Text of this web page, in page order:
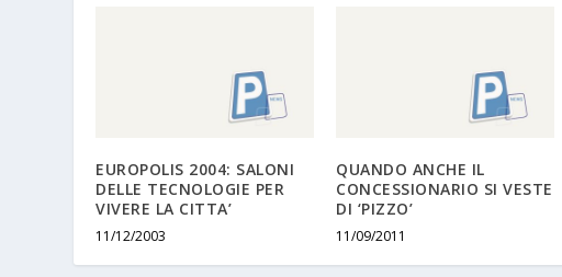
EUROPOLIS 2004: SALONI
DELLE TECNOLOGIE PER
VIVERE LA CITTA’
11/12/2003
QUANDO ANCHE IL
CONCESSIONARIO SI VESTE
DI ‘PIZZO’
11/09/2011